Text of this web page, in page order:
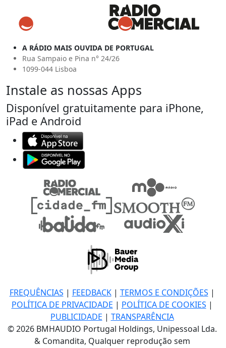
A RÁDIO MAIS OUVIDA DE PORTUGAL
Rua Sampaio e Pina n° 24/26
1099-044 Lisboa
Instale as nossas Apps
Disponível gratuitamente para iPhone,
iPad e Android
FREQUÊNCIAS | FEEDBACK| TERMOS E CONDIÇÕES |
POLÍTICA DE PRIVACIDADE | POLÍTICA DE COOKIES |
PUBLICIDADE | TRANSPARÊNCIA
© 2026 BMHAUDIO Portugal Holdings, Unipessoal Lda.
& Comandita, Qualquer reprodução sem